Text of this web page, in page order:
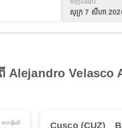
ចេញដំណើរ
សុក្រ 7 សីហា
ពី Alejandro
ចាប់ផ្ដើមពី Cusco (CUZ)